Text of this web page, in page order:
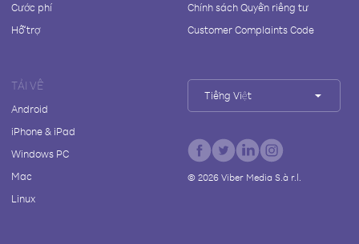
Cước phí
Hỗ trợ
Chính sách Quyền riêng tư
Customer Complaints Code
TẢI VỀ
Android
iPhone & iPad
Windows PC
Mac
Linux
Tiếng Việt
© 2026Viber Media S.à r.l.